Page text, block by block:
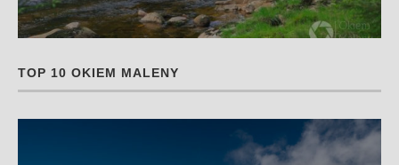
TOP 10 OKIEM MALENY